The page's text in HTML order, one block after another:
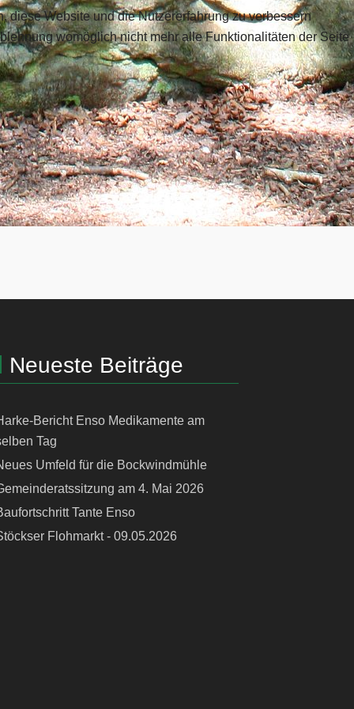
Neueste Beiträge
Bericht Enso Medikamente am
Tag
Umfeld für die Bockwindmühle
am 4. Mai 2026
Tante Enso
Flohmarkt - 09.05.2026
diese Website und die Nutzererfahrung zu verbessern
womöglich nicht mehr alle Funktionalitäten der Seite